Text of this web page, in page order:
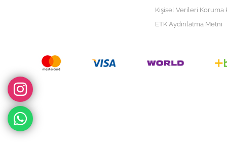
Kişisel Verileri Koruma
ETK Aydınlatma Metni